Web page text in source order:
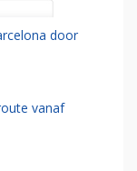
door
vanaf